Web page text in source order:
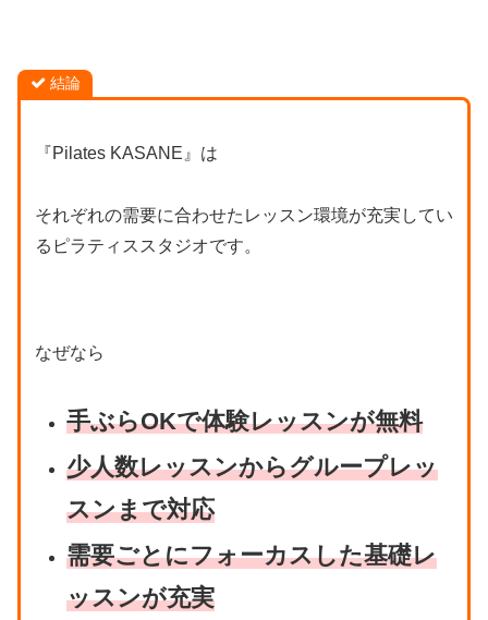
結論
『Pilates KASANE』は
それぞれの需要に合わせたレッスン環境が充実してい
るピラティススタジオです。
なぜなら
手ぶらOKで体験レッスンが無料
少人数レッスンからグループレッ
スンまで対応
需要ごとにフォーカスした基礎レ
ッスンが充実